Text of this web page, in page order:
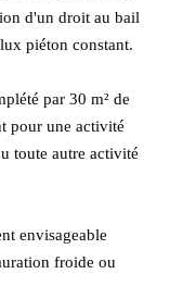
d'un droit au bail
piéton constant.
par 30 m² de
pour une activité
toute autre activité
envisageable
froide ou